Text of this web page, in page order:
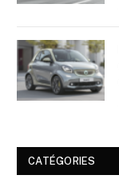
CATÉGORIES